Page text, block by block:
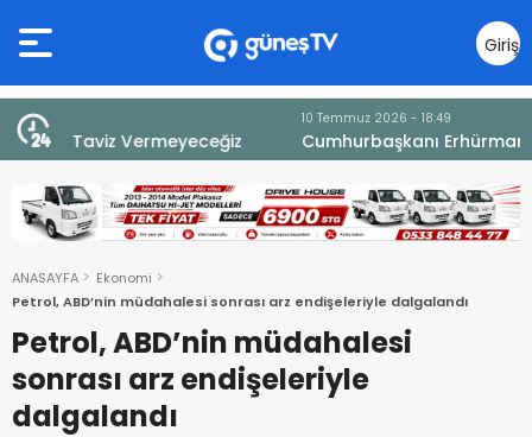
Giriş
Yap
Cumhurbaşkanı Erhürman sergi açılışında
fenalaşarak hastaneye kaldırıldı
ANASAYFA
Ekonomi
Petrol, ABD’nin müdahalesi sonrası arz endişeleriyle dalgalandı
Petrol, ABD’nin müdahalesi
sonrası arz endişeleriyle
dalgalandı